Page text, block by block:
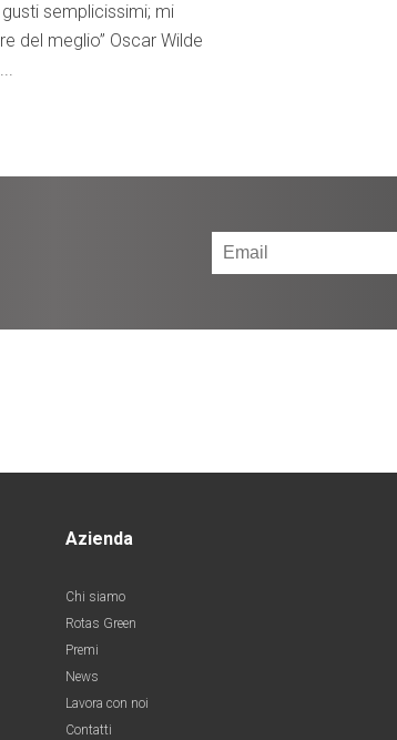
semplicissimi; mi
del meglio” Oscar Wilde
Azienda
Chi siamo
Rotas Green
Premi
News
Lavora con noi
Contatti